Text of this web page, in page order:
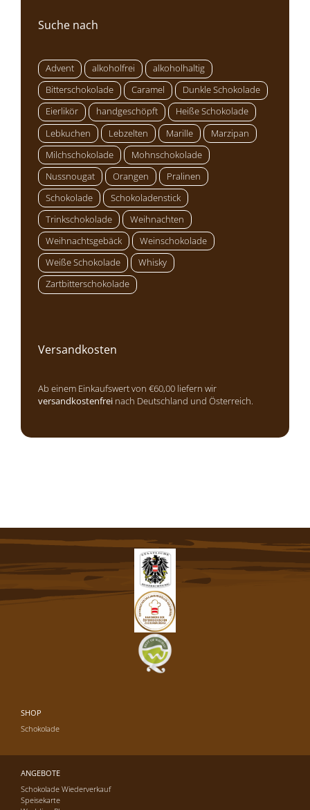
Suche nach
Advent alkoholfrei
alkoholhaltig
Bitterschokolade
Caramel
Dunkle Schokolade
Eierlikör
handgeschöpft
Heiße Schokolade
Lebkuchen
Lebzelten Marille
Marzipan
Milchschokolade
Mohnschokolade
Nussnougat
Orangen
Pralinen
Schokolade
Schokoladenstick
Trinkschokolade
Weihnachten
Weihnachtsgebäck
Weinschokolade
Weiße Schokolade
Whisky
Zartbitterschokolade
Versandkosten
Ab einem Einkaufswert von €60,00 liefern wir
versandkostenfrei nach Deutschland und Österreich.
SHOP
Schokolade
ANGEBOTE
Schokolade Wiederverkauf
Speisekarte